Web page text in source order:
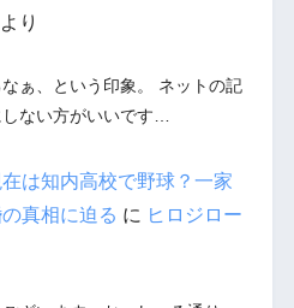
り
ぁ、という印象。 ネットの記
ない方がいいです…
は知内高校で野球？一家
真相に迫る に ヒロジロー